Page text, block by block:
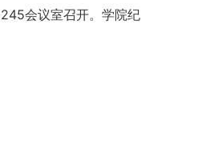
会议室召开。学院纪